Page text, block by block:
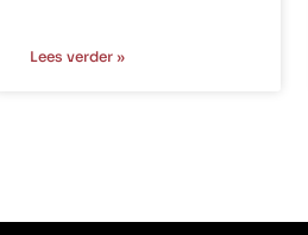
Lees verder »